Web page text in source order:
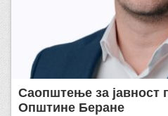
Саопштење за јавност
Општине Беране